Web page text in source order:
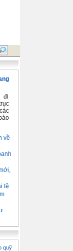
đi
về
tệ
quỹ